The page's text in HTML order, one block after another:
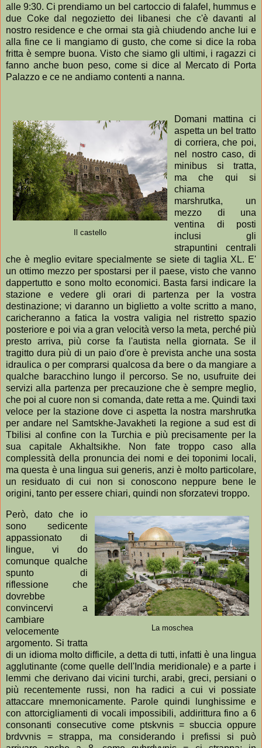
alle 9:30. Ci prendiamo un bel cartoccio di falafel, hummus e
due Coke dal negozietto dei libanesi che c'è davanti al
nostro residence e che ormai sta già chiudendo anche lui e
alla fine ce li mangiamo di gusto, che come si dice la roba
fritta è sempre buona. Visto che siamo gli ultimi, i ragazzi ci
fanno anche buon peso, come si dice al Mercato di Porta
Palazzo e ce ne andiamo contenti a nanna.
Il castello
Domani mattina ci
aspetta un bel tratto
di corriera, che poi,
nel nostro caso, di
minibus si tratta,
ma che qui si
chiama
marshrutka, un
mezzo di una
ventina di posti
inclusi gli
strapuntini centrali
che è meglio evitare specialmente se siete di taglia XL. E'
un ottimo mezzo per spostarsi per il paese, visto che vanno
dappertutto e sono molto economici. Basta farsi indicare la
stazione e vedere gli orari di partenza per la vostra
destinazione; vi daranno un biglietto a volte scritto a mano,
caricheranno a fatica la vostra valigia nel ristretto spazio
posteriore e poi via a gran velocità verso la meta, perché più
presto arriva, più corse fa l'autista nella giornata. Se il
tragitto dura più di un paio d'ore è prevista anche una sosta
idraulica o per comprarsi qualcosa da bere o da mangiare a
qualche baracchino lungo il percorso. Se no, usufruite dei
servizi alla partenza per precauzione che è sempre meglio,
che poi al cuore non si comanda, date retta a me. Quindi taxi
veloce per la stazione dove ci aspetta la nostra marshrutka
per andare nel Samtskhe-Javakheti la regione a sud est di
Tbilisi al confine con la Turchia e più precisamente per la
sua capitale Akhaltsikhe. Non fate troppo caso alla
complessità della pronuncia dei nomi e dei toponimi locali,
ma questa è una lingua sui generis, anzi è molto particolare,
un residuato di cui non si conoscono neppure bene le
origini, tanto per essere chiari, quindi non sforzatevi troppo.
La moschea
Però, dato che io
sono sedicente
appassionato di
lingue, vi do
comunque qualche
spunto di
riflessione che
dovrebbe
convincervi a
cambiare
velocemente
argomento. Si tratta
di un idioma molto difficile, a detta di tutti, infatti è una lingua
agglutinante (come quelle dell'India meridionale) e a parte i
lemmi che derivano dai vicini turchi, arabi, greci, persiani o
più recentemente russi, non ha radici a cui vi possiate
attaccare mnemonicamente. Parole quindi lunghissime e
con attorcigliamenti di vocali impossibili, addirittura fino a 6
consonanti consecutive come ptskvnis = sbuccia oppure
brdvvnis = strappa, ma considerando i prefissi si può